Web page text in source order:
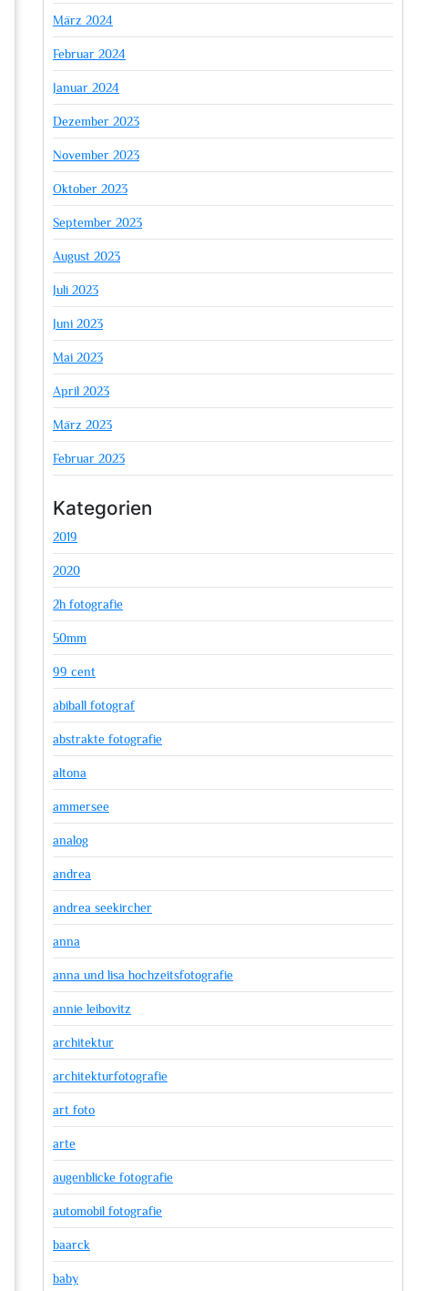
März 2024
Februar 2024
Januar 2024
Dezember 2023
November 2023
Oktober 2023
September 2023
August 2023
Juli 2023
Juni 2023
Mai 2023
April 2023
März 2023
Februar 2023
Kategorien
2019
2020
2h fotografie
50mm
99 cent
abiball fotograf
abstrakte fotografie
altona
ammersee
analog
andrea
andrea seekircher
anna
anna und lisa hochzeitsfotografie
annie leibovitz
architektur
architekturfotografie
art foto
arte
augenblicke fotografie
automobil fotografie
baarck
baby